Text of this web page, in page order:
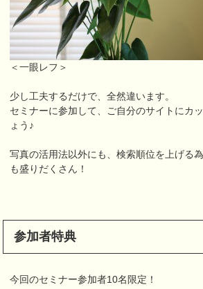
＜一眼レフ＞
少し工夫するだけで、全然違います。
セミナーに参加して、ご自分のサイトにカ
ょう♪
写真の活用法以外にも、検索順位を上げる
も盛りだくさん！
参加者特典
今回のセミナー参加者10名限定！